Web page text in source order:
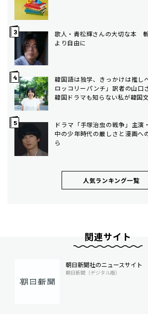
歌人・青松輝さんの大切な本 斬
より自由に
韓国語は独学、きっかけは推
ロッコリーパンチ」訳者の山
韓国ドラマも知らない私が韓国
ドラマ「手塚治虫の戦争」主
中の少年時代の厳しさと漫画へ
ら
人気ランキング⼀覧
関連サイト
朝日新聞社のニュースサイト
朝日新聞（デジタル版）